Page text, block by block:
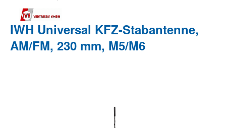
IWH Universal KFZ-Stabantenne,
AM/FM, 230 mm, M5/M6